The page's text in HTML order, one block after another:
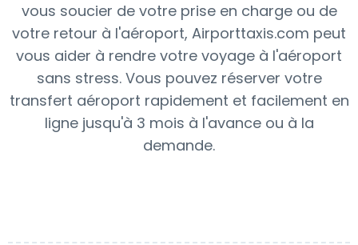
vous soucier de votre prise en charge ou de
votre retour à l'aéroport, Airporttaxis.com peut
vous aider à rendre votre voyage à l'aéroport
sans stress. Vous pouvez réserver votre
transfert aéroport rapidement et facilement en
ligne jusqu'à 3 mois à l'avance ou à la
demande.